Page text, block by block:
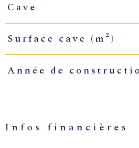
Cave
Surface cave (m²)
Année de
infos financières